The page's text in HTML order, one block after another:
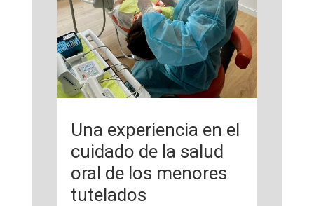
Una experiencia en el
cuidado de la salud
oral de los menores
tutelados